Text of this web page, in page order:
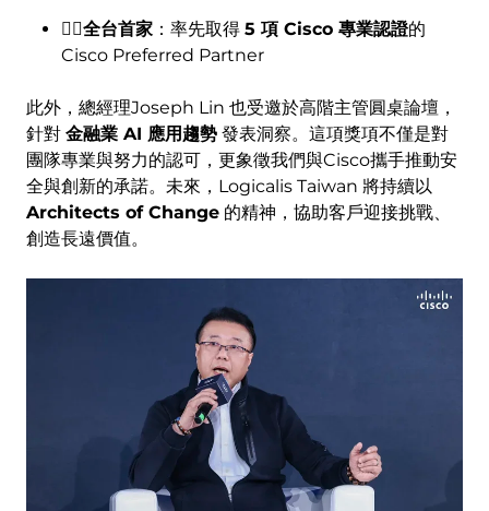
👍🏻全台首家 ：率先取得 5 項 Cisco 專業認證的
Cisco Preferred Partner
此外，總經理Joseph Lin 也受邀於高階主管圓桌論壇，
針對 金融業 AI 應用趨勢 發表洞察。這項獎項不僅是對
團隊專業與努力的認可，更象徵我們與Cisco攜手推動安
全與創新的承諾。未來，Logicalis Taiwan 將持續以
Architects of Change 的精神，協助客戶迎接挑戰、
創造長遠價值。